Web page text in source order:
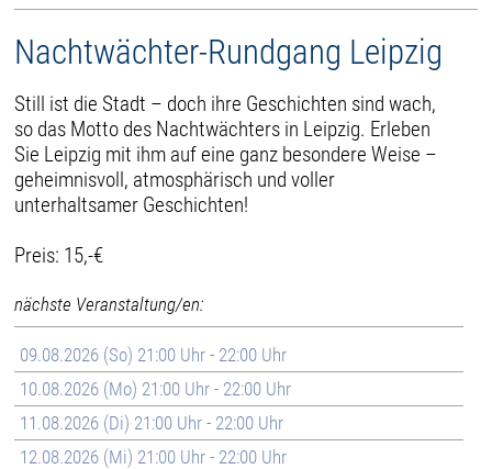
Nachtwächter-Rundgang Leipzig
Still ist die Stadt – doch ihre Geschichten sind wach,
so das Motto des Nachtwächters in Leipzig. Erleben
Sie Leipzig mit ihm auf eine ganz besondere Weise –
geheimnisvoll, atmosphärisch und voller
unterhaltsamer Geschichten!
Preis: 15,-€
nächste Veranstaltung/en:
09.08.2026 (So) 21:00 Uhr - 22:00 Uhr
10.08.2026 (Mo) 21:00 Uhr - 22:00 Uhr
11.08.2026 (Di) 21:00 Uhr - 22:00 Uhr
12.08.2026 (Mi) 21:00 Uhr - 22:00 Uhr